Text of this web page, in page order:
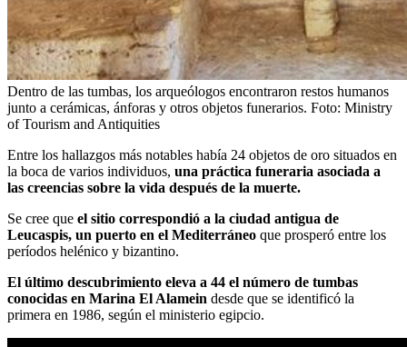
Dentro de las tumbas, los arqueólogos encontraron restos humanos
junto a cerámicas, ánforas y otros objetos funerarios. Foto: Ministry
of Tourism and Antiquities
Entre los hallazgos más notables había 24 objetos de oro situados en
la boca de varios individuos, una práctica funeraria asociada a
las creencias sobre la vida después de la muerte.
Se cree que el sitio correspondió a la ciudad antigua de
Leucaspis, un puerto en el Mediterráneo que prosperó entre los
períodos helénico y bizantino.
El último descubrimiento eleva a 44 el número de tumbas
conocidas en Marina El Alamein desde que se identificó la
primera en 1986, según el ministerio egipcio.